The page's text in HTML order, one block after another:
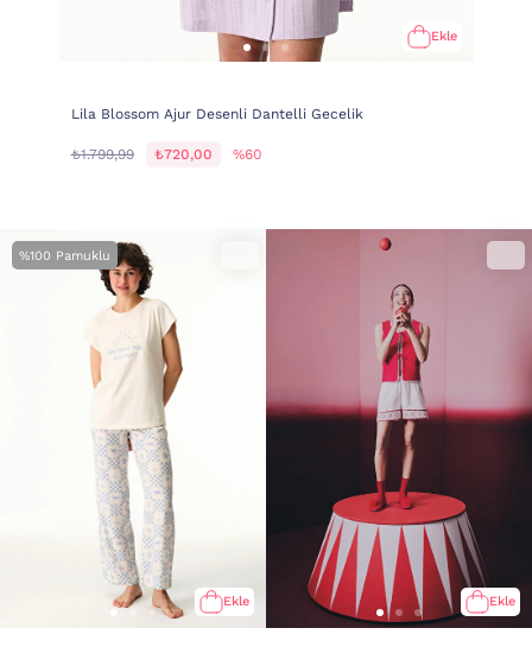
Ekle
Lila Blossom Ajur Desenli Dantelli Gecelik
₺1.799,99 ₺720,00 %60
%100 Pamuklu
Ekle Ekle